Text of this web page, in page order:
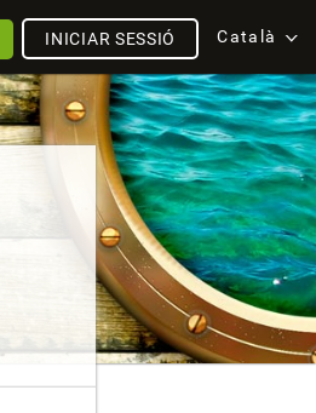
Català
INICIAR SESSIÓ